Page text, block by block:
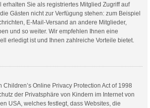
erhalten Sie als registriertes Mitglied Zugriff auf
Gästen nicht zur Verfügung stehen: zum Beispiel
E-Mail-Versand an andere Mitglieder,
und so weiter. Wir empfehlen Ihnen eine
erledigt ist und Ihnen zahlreiche Vorteile bietet.
Children’s Online Privacy Protection Act of 1998
der Privatsphäre von Kindern im Internet von
USA, welches festlegt, dass Websites, die